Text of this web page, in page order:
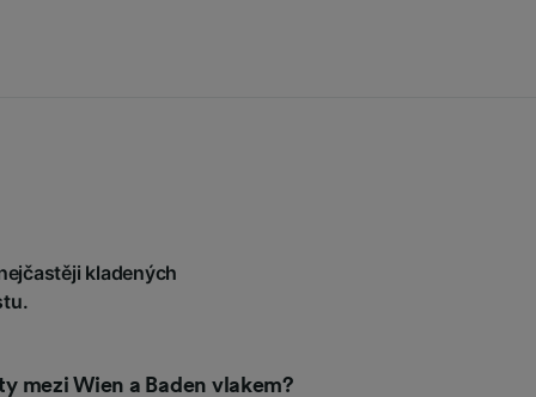
kladených
mezi Wien a Baden vlakem?